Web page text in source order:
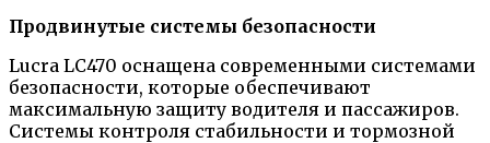
Продвинутые системы безопасности
Lucra LC470 оснащена современными системами
безопасности, которые обеспечивают
максимальную защиту водителя и пассажиров.
Системы контроля стабильности и тормозной